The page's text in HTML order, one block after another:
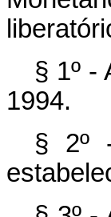
§ 1º -
1994.
§ 2º